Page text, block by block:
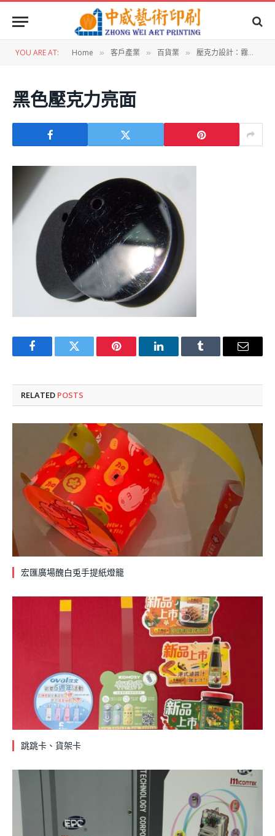
YOU ARE AT: Home » 客戶產業 » 百貨業 » 壓克力設計：霧面壓克力圓型號碼牌
黑色壓克力亮面
FacebookTwitter Pinterest LinkedInTumblr Email
RELATED POSTS
宏匯廣場醜白兎手提紙燈籠
跳跳卡、貨架卡